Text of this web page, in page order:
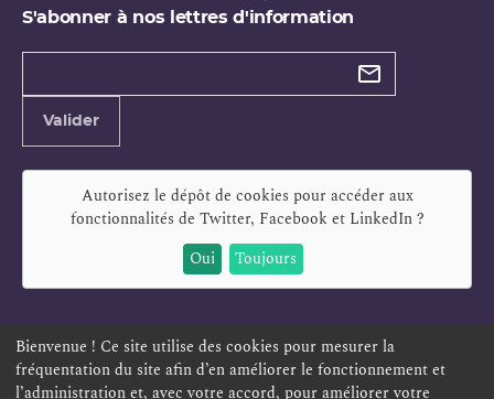
S'abonner à nos lettres d'information
Types de
Valider
Autorisez le dépôt de cookies pour accéder aux
fonctionnalités de Twitter, Facebook et LinkedIn?
Oui
Toujours
ESPACE PERSONNEL OFFRES D'EMPLOI SIGNALEMENT
Bienvenue ! Ce site utilise des cookies pour mesurer la
fréquentation du site afin d’en améliorer le fonctionnement et
l’administration et, avec votre accord, pour améliorer votre